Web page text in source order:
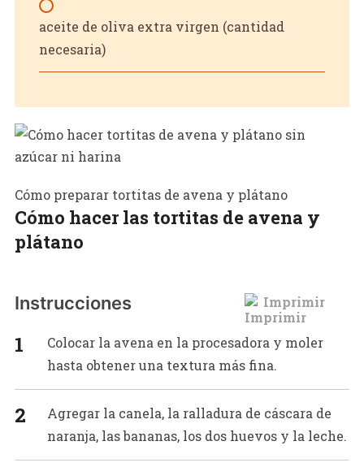
aceite de oliva extra virgen (cantidad
necesaria)
Cómo preparar tortitas de avena y plátano
Cómo hacer las tortitas de avena y
plátano
Imprimir
Instrucciones
Colocar la avena en la procesadora y moler
hasta obtener una textura más fina.
Agregar la canela, la ralladura de cáscara de
naranja, las bananas, los dos huevos y la leche.